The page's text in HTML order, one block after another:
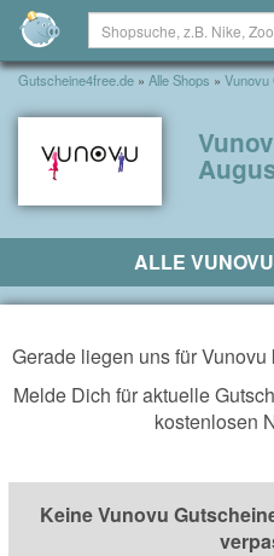
Gutscheine4free.de » Alle Shops » Vunovu
ALLE
Gerade liegen uns für
Melde Dich für aktuelle
kostenlosen
Keine Vunovu